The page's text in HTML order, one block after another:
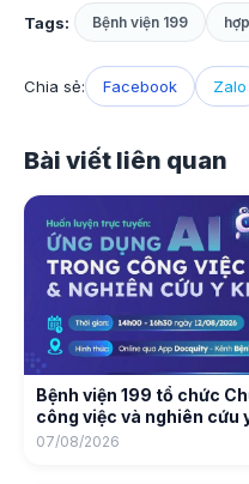
Tags: Bệnh viện 199
Chia sẻ: Facebook Zalo
Bài viết liên quan
Bệnh viện 199 tổ chức
công việc và nghiên cứu
07/08/2026